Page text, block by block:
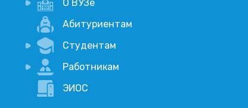
О ВУЗе
Новости
Учебный процесс
Научная деятельность
Абитуриентам
Студентам
Портал дистанционого обучения
Академические отпуска
Работникам
Внимание, опрос!
ЭИОС